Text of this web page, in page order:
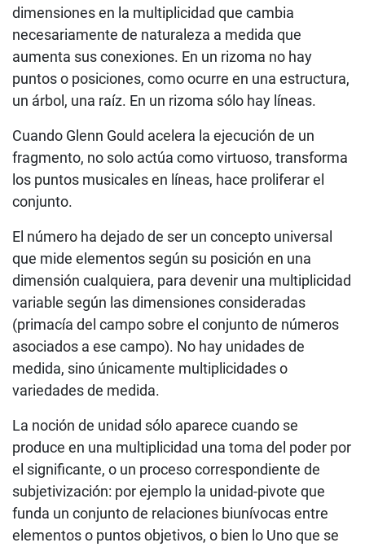
dimensiones en la multiplicidad que cambia
necesariamente de naturaleza a medida que
aumenta sus conexiones. En un rizoma no hay
puntos o posiciones, como ocurre en una estructura,
un árbol, una raíz. En un rizoma sólo hay líneas.
Cuando Glenn Gould acelera la ejecución de un
fragmento, no solo actúa como virtuoso, transforma
los puntos musicales en líneas, hace proliferar el
conjunto.
El número ha dejado de ser un concepto universal
que mide elementos según su posición en una
dimensión cualquiera, para devenir una multiplicidad
variable según las dimensiones consideradas
(primacía del campo sobre el conjunto de números
asociados a ese campo). No hay unidades de
medida, sino únicamente multiplicidades o
variedades de medida.
La noción de unidad sólo aparece cuando se
produce en una multiplicidad una toma del poder por
el significante, o un proceso correspondiente de
subjetivización: por ejemplo la unidad-pivote que
funda un conjunto de relaciones biunívocas entre
elementos o puntos objetivos, o bien lo Uno que se